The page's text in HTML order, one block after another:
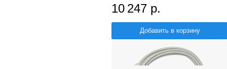
10 247 р.
Добавить в корзину